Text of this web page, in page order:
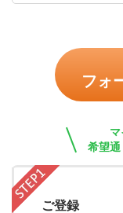
フォ
希望通
ご登録